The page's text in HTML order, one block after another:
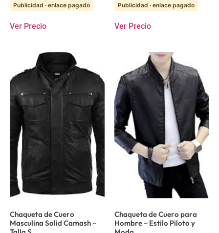
Publicidad · enlace pagado
Ver Precio
Publicidad · enlace pagado
Ver Precio
Chaqueta de Cuero
Masculina Solid Camash –
Chaqueta de Cuero para
Hombre – Estilo Piloto y